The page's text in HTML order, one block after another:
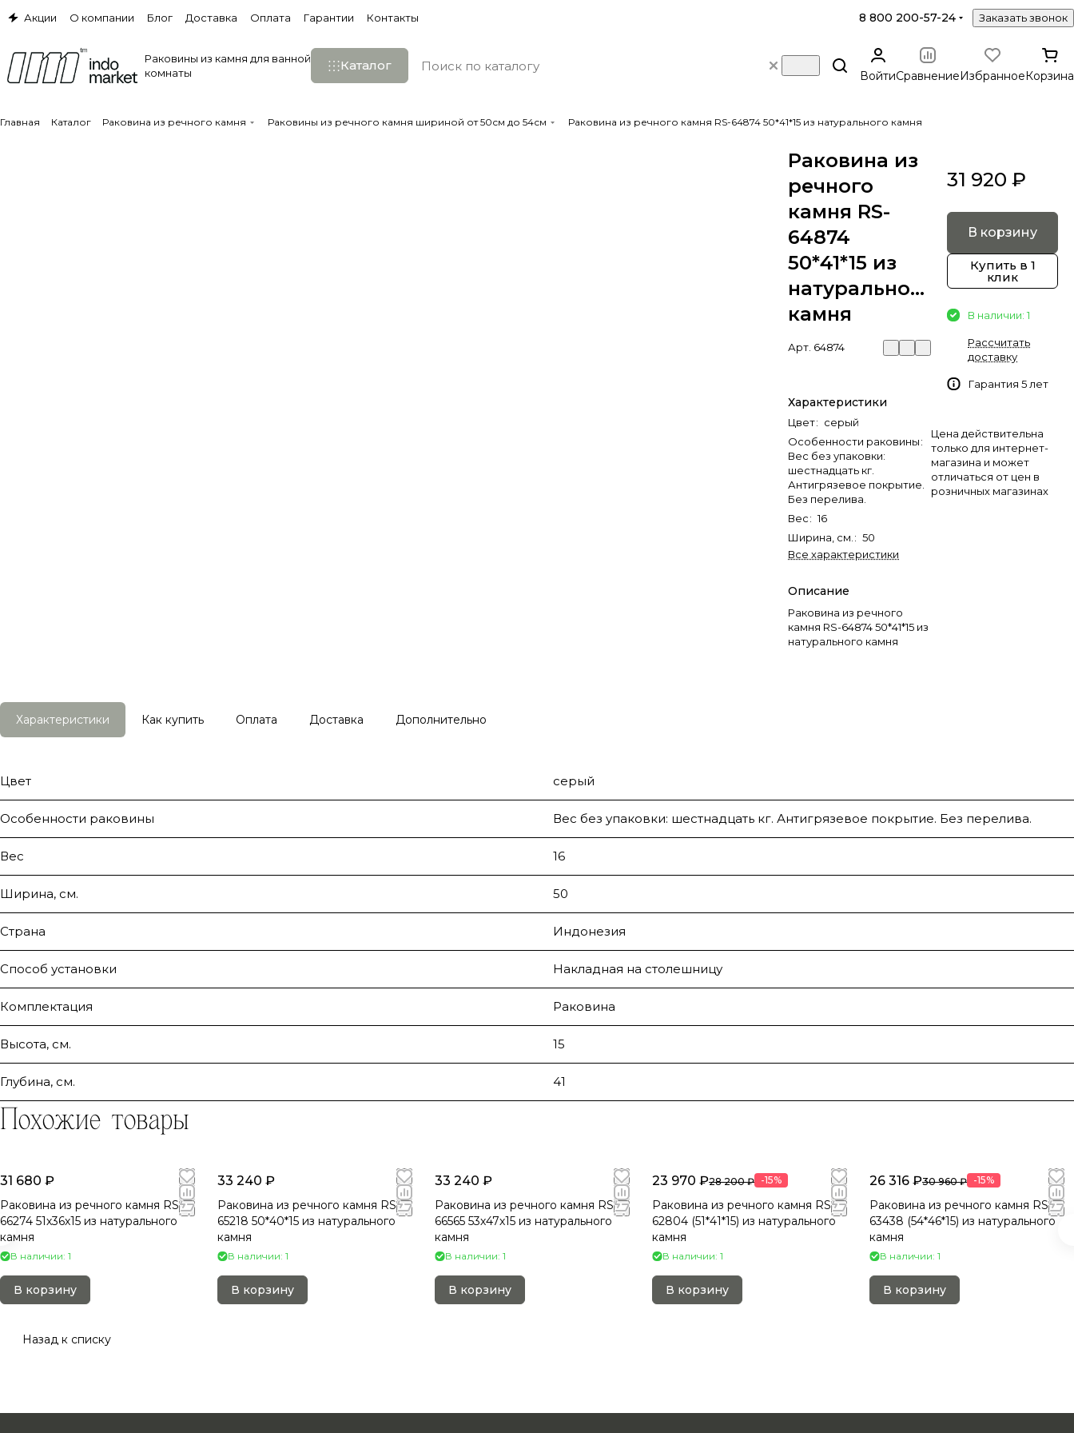
Акции О компании Блог Доставка Оплата Гарантии Контакты 8 800 200-57-24 Заказать звонок
Раковины из камня для ванной
комнаты
Каталог
ВойтиСравнениеИзбранноеКорзина
Главная Каталог Раковина из речного камня Раковины из речного камня шириной от 50см до 54см Раковина из речного камня RS-64874 50*41*15 из натурального камня
Раковина из
речного
камня RS-
64874
50*41*15 из
натурального
камня
Арт. 64874
Характеристики
Цвет: серый
Особенности раковины:
Вес без упаковки:
шестнадцать кг.
Антигрязевое покрытие.
Без перелива.
Вес: 16
Ширина, см. : 50
Все характеристики
Описание
Раковина из речного
камня RS-64874 50*41*15 из
натурального камня
31 920 ₽
В корзину
Купить в 1
клик
В наличии: 1
Рассчитать
доставку
Гарантия 5 лет
Цена действительна
только для интернет-
магазина и может
отличаться от цен в
розничных магазинах
Характеристики Как купить Оплата Доставка Дополнительно
Цвет серый
Особенности раковины Вес без упаковки: шестнадцать кг. Антигрязевое покрытие. Без перелива.
Вес 16
Ширина, см. 50
Страна Индонезия
Способ установки Накладная на столешницу
Комплектация Раковина
Высота, см. 15
Глубина, см. 41
Похожие товары
31 680 ₽
Раковина из речного камня RS-
66274 51х36х15 из натурального
камня
В наличии: 1
В корзину
33 240 ₽
Раковина из речного камня RS-
65218 50*40*15 из натурального
камня
В наличии: 1
В корзину
33 240 ₽
Раковина из речного камня RS-
66565 53х47х15 из натурального
камня
В наличии: 1
В корзину
23 970 ₽28 200 ₽ -15%
Раковина из речного камня RS-
62804 (51*41*15) из натурального
камня
В наличии: 1
В корзину
26 316 ₽30 960 ₽ -15%
Раковина из речного камня RS-
63438 (54*46*15) из натурального
камня
В наличии: 1
В корзину
Назад к списку